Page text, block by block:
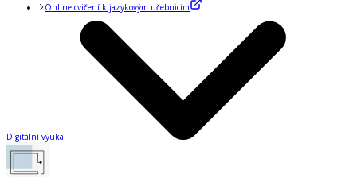
Online cvičení k jazykovým učebnicím
Digitální výuka